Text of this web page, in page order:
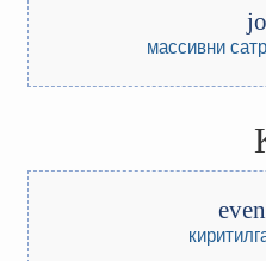
массивни